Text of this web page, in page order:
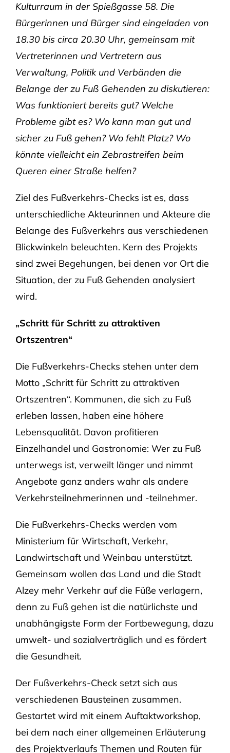
Kulturraum in der Spießgasse 58. Die
Bürgerinnen und Bürger sind eingeladen von
18.30 bis circa 20.30 Uhr, gemeinsam mit
Vertreterinnen und Vertretern aus
Verwaltung, Politik und Verbänden die
Belange der zu Fuß Gehenden zu diskutieren:
Was funktioniert bereits gut? Welche
Probleme gibt es? Wo kann man gut und
sicher zu Fuß gehen? Wo fehlt Platz? Wo
könnte vielleicht ein Zebrastreifen beim
Queren einer Straße helfen?
Ziel des Fußverkehrs-Checks ist es, dass
unterschiedliche Akteurinnen und Akteure die
Belange des Fußverkehrs aus verschiedenen
Blickwinkeln beleuchten. Kern des Projekts
sind zwei Begehungen, bei denen vor Ort die
Situation, der zu Fuß Gehenden analysiert
wird.
„Schritt für Schritt zu attraktiven
Ortszentren“
Die Fußverkehrs-Checks stehen unter dem
Motto „Schritt für Schritt zu attraktiven
Ortszentren“. Kommunen, die sich zu Fuß
erleben lassen, haben eine höhere
Lebensqualität. Davon profitieren
Einzelhandel und Gastronomie: Wer zu Fuß
unterwegs ist, verweilt länger und nimmt
Angebote ganz anders wahr als andere
Verkehrsteilnehmerinnen und -teilnehmer.
Die Fußverkehrs-Checks werden vom
Ministerium für Wirtschaft, Verkehr,
Landwirtschaft und Weinbau unterstützt.
Gemeinsam wollen das Land und die Stadt
Alzey mehr Verkehr auf die Füße verlagern,
denn zu Fuß gehen ist die natürlichste und
unabhängigste Form der Fortbewegung, dazu
umwelt- und sozialverträglich und es fördert
die Gesundheit.
Der Fußverkehrs-Check setzt sich aus
verschiedenen Bausteinen zusammen.
Gestartet wird mit einem Auftaktworkshop,
bei dem nach einer allgemeinen Erläuterung
des Projektverlaufs Themen und Routen für